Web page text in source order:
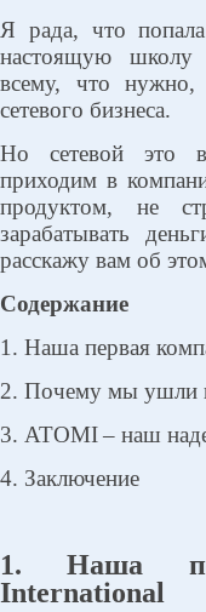
Я рада, что
настоящую школу
всему, что
сетевого бизнеса.
Но сетевой это
приходим в
продуктом, не
зарабатывать
расскажу вам об
Содержание
1. Наша первая
2. Почему мы ушли
3. ATOMI– наш
4. Заключение
1. Наша
International